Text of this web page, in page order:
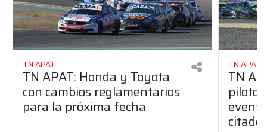
TN APAT
TN APAT: Honda y Toyota
con cambios reglamentarios
para la próxima fecha
TN APAT
TN
piloto
citado